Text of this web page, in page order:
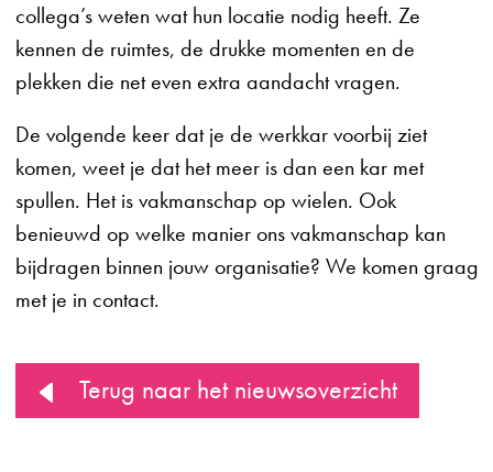
collega’s weten wat hun locatie nodig heeft. Ze
kennen de ruimtes, de drukke momenten en de
plekken die net even extra aandacht vragen.
De volgende keer dat je de werkkar voorbij ziet
komen, weet je dat het meer is dan een kar met
spullen. Het is vakmanschap op wielen. Ook
benieuwd op welke manier ons vakmanschap kan
bijdragen binnen jouw organisatie? We komen graag
met je in contact.
Terug naar het nieuwsoverzicht